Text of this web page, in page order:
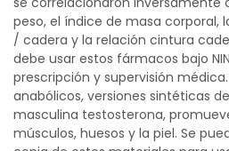
peso, el índice de masa corporal,
/ cadera y la relación cintura
debe usar estos fármacos bajo
prescripción y supervisión
anabólicos, versiones sintéticas
masculina testosterona,
músculos, huesos y la piel. Se